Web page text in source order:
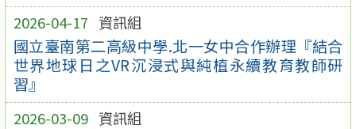
2026-04-17 資訊組
國立臺南第二高級中學.北一女中合作辦理『結合
世界地球日之VR沉浸式與純植永續教育教師研
習』
2026-03-09 資訊組